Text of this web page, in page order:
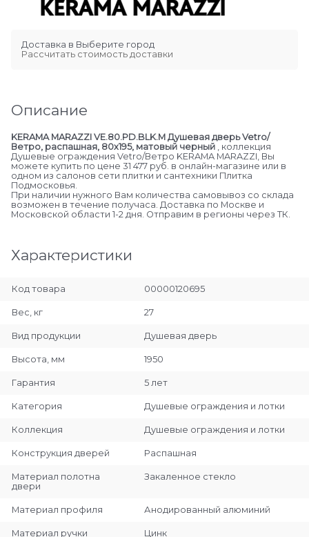
Доставка в Выберите город
Рассчитать стоимость доставки
Описание
KERAMA MARAZZI VE.80.PD.BLK.M Душевая дверь Vetro/
Ветро, распашная, 80х195, матовый черный , коллекция
Душевые ограждения Vetro/Ветро KERAMA MARAZZI, Вы
можете купить по цене 31 477 руб. в онлайн-магазине или в
одном из салонов сети плитки и сантехники Плитка
Подмосковья.
При наличии нужного Вам количества самовывоз со склада
возможен в течение получаса. Доставка по Москве и
Московской области 1-2 дня. Отправим в регионы через ТК.
Характеристики
Код товара 00000120695
Вес, кг 27
Вид продукции Душевая дверь
Высота, мм 1950
Гарантия 5 лет
Категория Душевые ограждения и лотки
Коллекция Душевые ограждения и лотки
Конструкция дверей Распашная
Материал полотна
двери
Закаленное стекло
Материал профиля Анодированный алюминий
Материал ручки Цинк